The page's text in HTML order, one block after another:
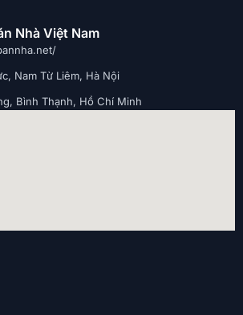
Nhà Việt Nam
Nam Từ Liêm, Hà Nội
Bình Thạnh, Hồ Chí Minh